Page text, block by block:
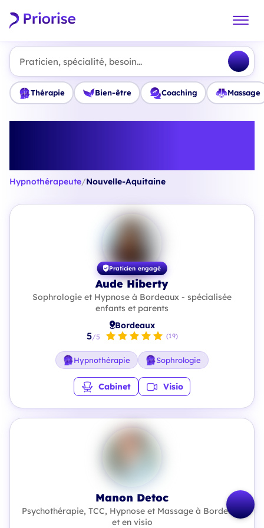
Praticien, spécialité, besoin...
Thérapie Bien-être Coaching Massage
Hypnothérapeute/Nouvelle-Aquitaine
Praticien engagé
Aude Hiberty
Sophrologie et Hypnose à Bordeaux - spécialisée
enfants et parents
Bordeaux
5/5 (19)
Hypnothérapie Sophrologie
Cabinet Visio
Manon Detoc
Psychothérapie, TCC, Hypnose et Massage à Bordeaux
et en visio